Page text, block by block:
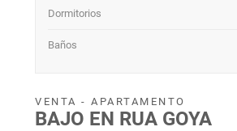
VENTA - APARTAMENTO
BAJO EN RUA GOYA
Dormitorios
Baños